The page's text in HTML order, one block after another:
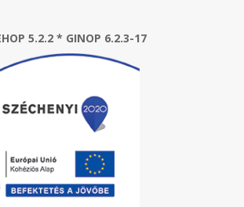
5.2.2 * GINOP 6.2.3-17